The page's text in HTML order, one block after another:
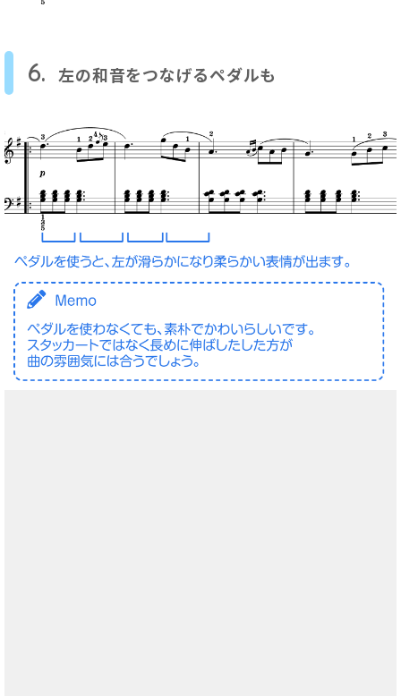
6. 左の和音をつなげるペダルも